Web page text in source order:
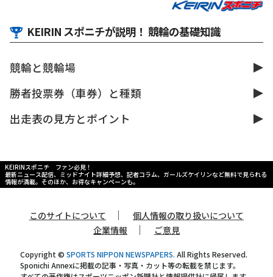
KEIRIN スポニチが説明！ 競輪の基礎知識
競輪と競輪場
勝者投票券（車券）と種類
出走表の見方とポイント
KEIRINスポニチ ファン必見！
最新ニュース配信、ミッドナイト詳細予想、記者コラム、ガールズケイリンなど無料で見られる
情報が満載。そのほか、お得なキャンペーンも。
このサイトについて ｜
個人情報の取り扱いについて
企業情報
｜ ご意見
Copyright © SPORTS NIPPON NEWSPAPERS. All Rights Reserved.
Sponichi Annexに掲載の記事・写真・カット等の転載を禁じます。